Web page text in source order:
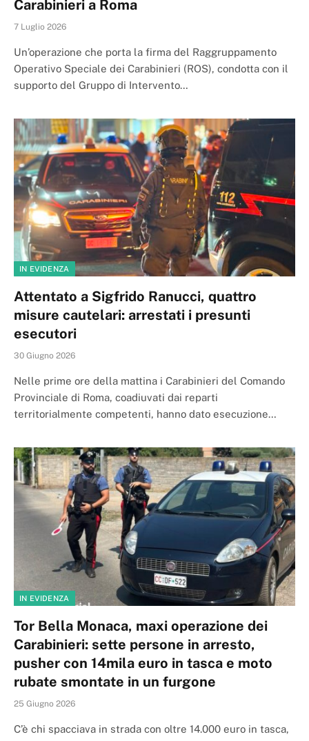
Carabinieri a Roma
7 Luglio 2026
Un’operazione che porta la firma del Raggruppamento
Operativo Speciale dei Carabinieri (ROS), condotta con il
supporto del Gruppo di Intervento…
IN EVIDENZA
Attentato a Sigfrido Ranucci, quattro
misure cautelari: arrestati i presunti
esecutori
30 Giugno 2026
Nelle prime ore della mattina i Carabinieri del Comando
Provinciale di Roma, coadiuvati dai reparti
territorialmente competenti, hanno dato esecuzione…
IN EVIDENZA
Tor Bella Monaca, maxi operazione dei
Carabinieri: sette persone in arresto,
pusher con 14mila euro in tasca e moto
rubate smontate in un furgone
25 Giugno 2026
C’è chi spacciava in strada con oltre 14.000 euro in tasca,